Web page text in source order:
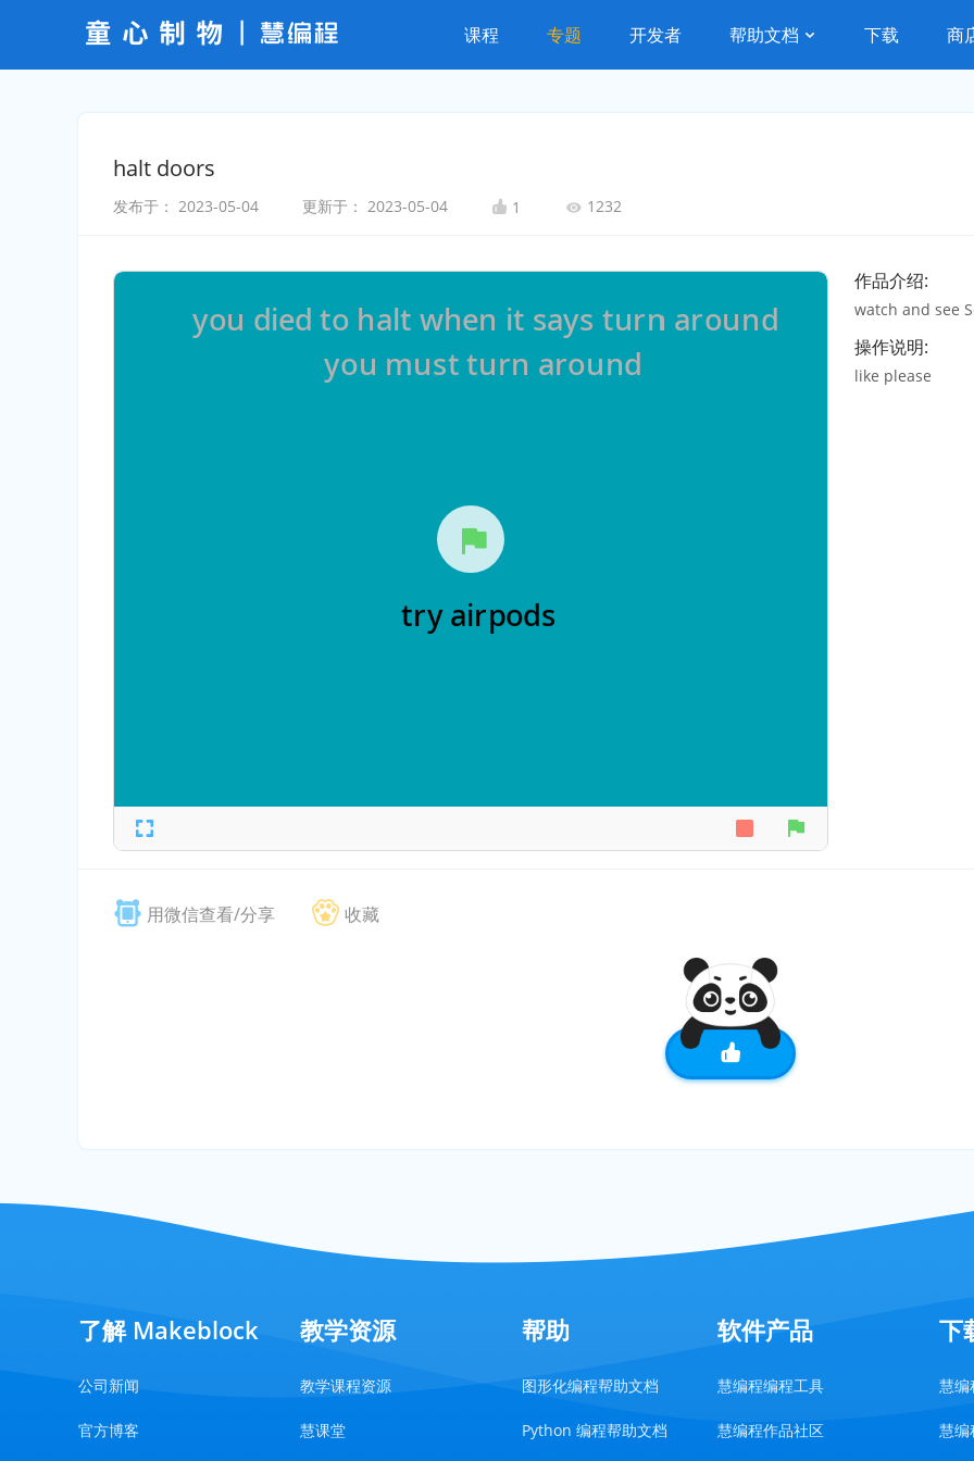
课程 专题 开发者 帮助文档 下载 商
halt doors
发布于： 2023-05-04 更新于： 2023-05-04 1 1232
作品介绍:
watch and see
操作说明:
like please
用微信查看/分享 收藏
了解 Makeblock
公司新闻
官方博客
教学资源
教学课程资源
慧课堂
帮助
图形化编程帮助文档
Python 编程帮助文档
软件产品
慧编程编程工具
慧编程作品社区
下
慧
慧